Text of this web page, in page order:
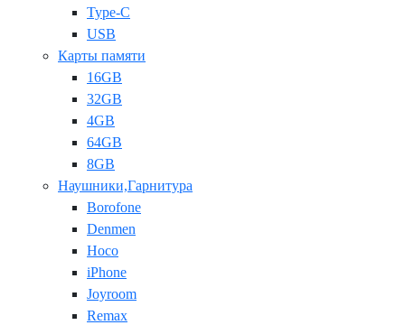
Type-C
USB
Карты памяти
16GB
32GB
4GB
64GB
8GB
Наушники,Гарнитура
Borofone
Denmen
Hoco
iPhone
Joyroom
Remax